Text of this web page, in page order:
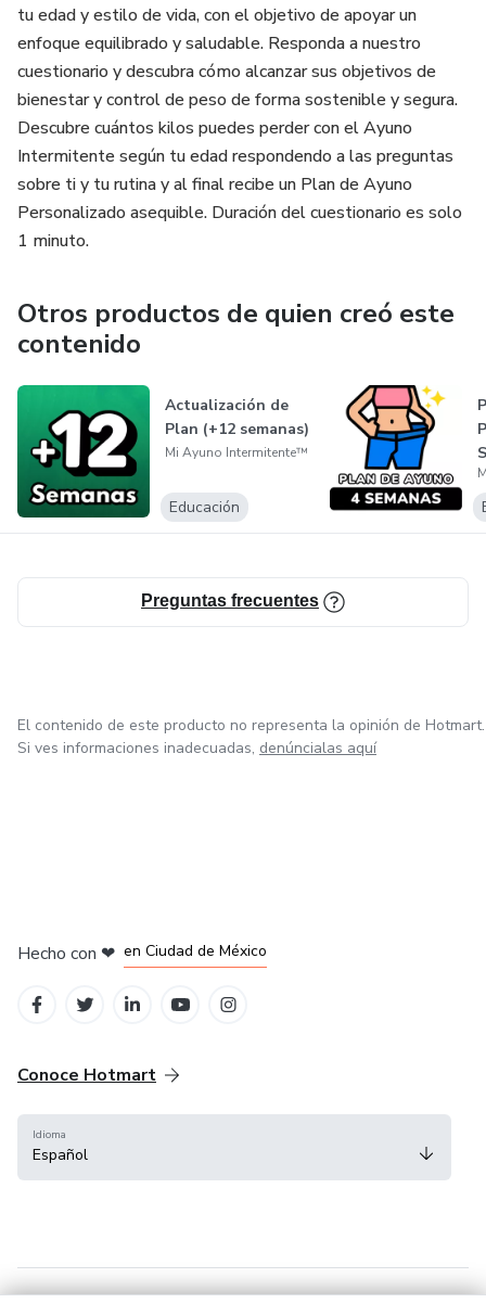
tu edad y estilo de vida, con el objetivo de apoyar un
enfoque equilibrado y saludable. Responda a nuestro
cuestionario y descubra cómo alcanzar sus objetivos de
bienestar y control de peso de forma sostenible y segura.
Descubre cuántos kilos puedes perder con el Ayuno
Intermitente según tu edad respondendo a las preguntas
sobre ti y tu rutina y al final recibe un Plan de Ayuno
Personalizado asequible. Duración del cuestionario es solo
1 minuto.
Otros productos de quien creó este
contenido
Actualización de
Plan (+12 semanas)
Mi Ayuno Intermitente™
Educación
Preguntas frecuentes
El contenido de este producto no representa la opinión de Hotmart.
Si ves informaciones inadecuadas, denúncialas aquí
Hecho con ❤ en Ciudad de México
Conoce Hotmart
Idioma
Español